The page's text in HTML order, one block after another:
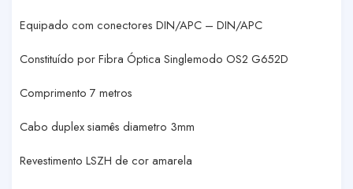
Equipado com conectores DIN/APC – DIN/APC
Constituído por Fibra Óptica Singlemodo OS2 G652D
Comprimento 7 metros
Cabo duplex siamês diametro 3mm
Revestimento LSZH de cor amarela